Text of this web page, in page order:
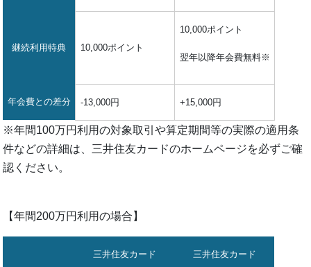
継続利用特典 10,000ポイント
10,000ポイント
翌年以降年会費無料※
年会費との差分 -13,000円 +15,000円
※年間100万円利用の対象取引や算定期間等の実際の適用条
件などの詳細は、三井住友カードのホームページを必ずご確
認ください。
【年間200万円利用の場合】
三井住友カード
三井住友カード